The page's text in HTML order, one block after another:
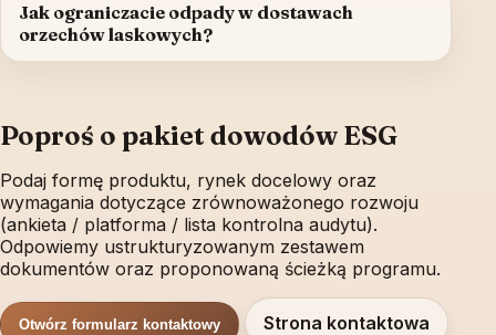
Jak ograniczacie odpady w dostawach
orzechów laskowych?
Poproś o pakiet dowodów ESG
Podaj formę produktu, rynek docelowy oraz
wymagania dotyczące zrównoważonego rozwoju
(ankieta / platforma / lista kontrolna audytu).
Odpowiemy ustrukturyzowanym zestawem
dokumentów oraz proponowaną ścieżką programu.
Otwórz formularz kontaktowy Strona kontaktowa